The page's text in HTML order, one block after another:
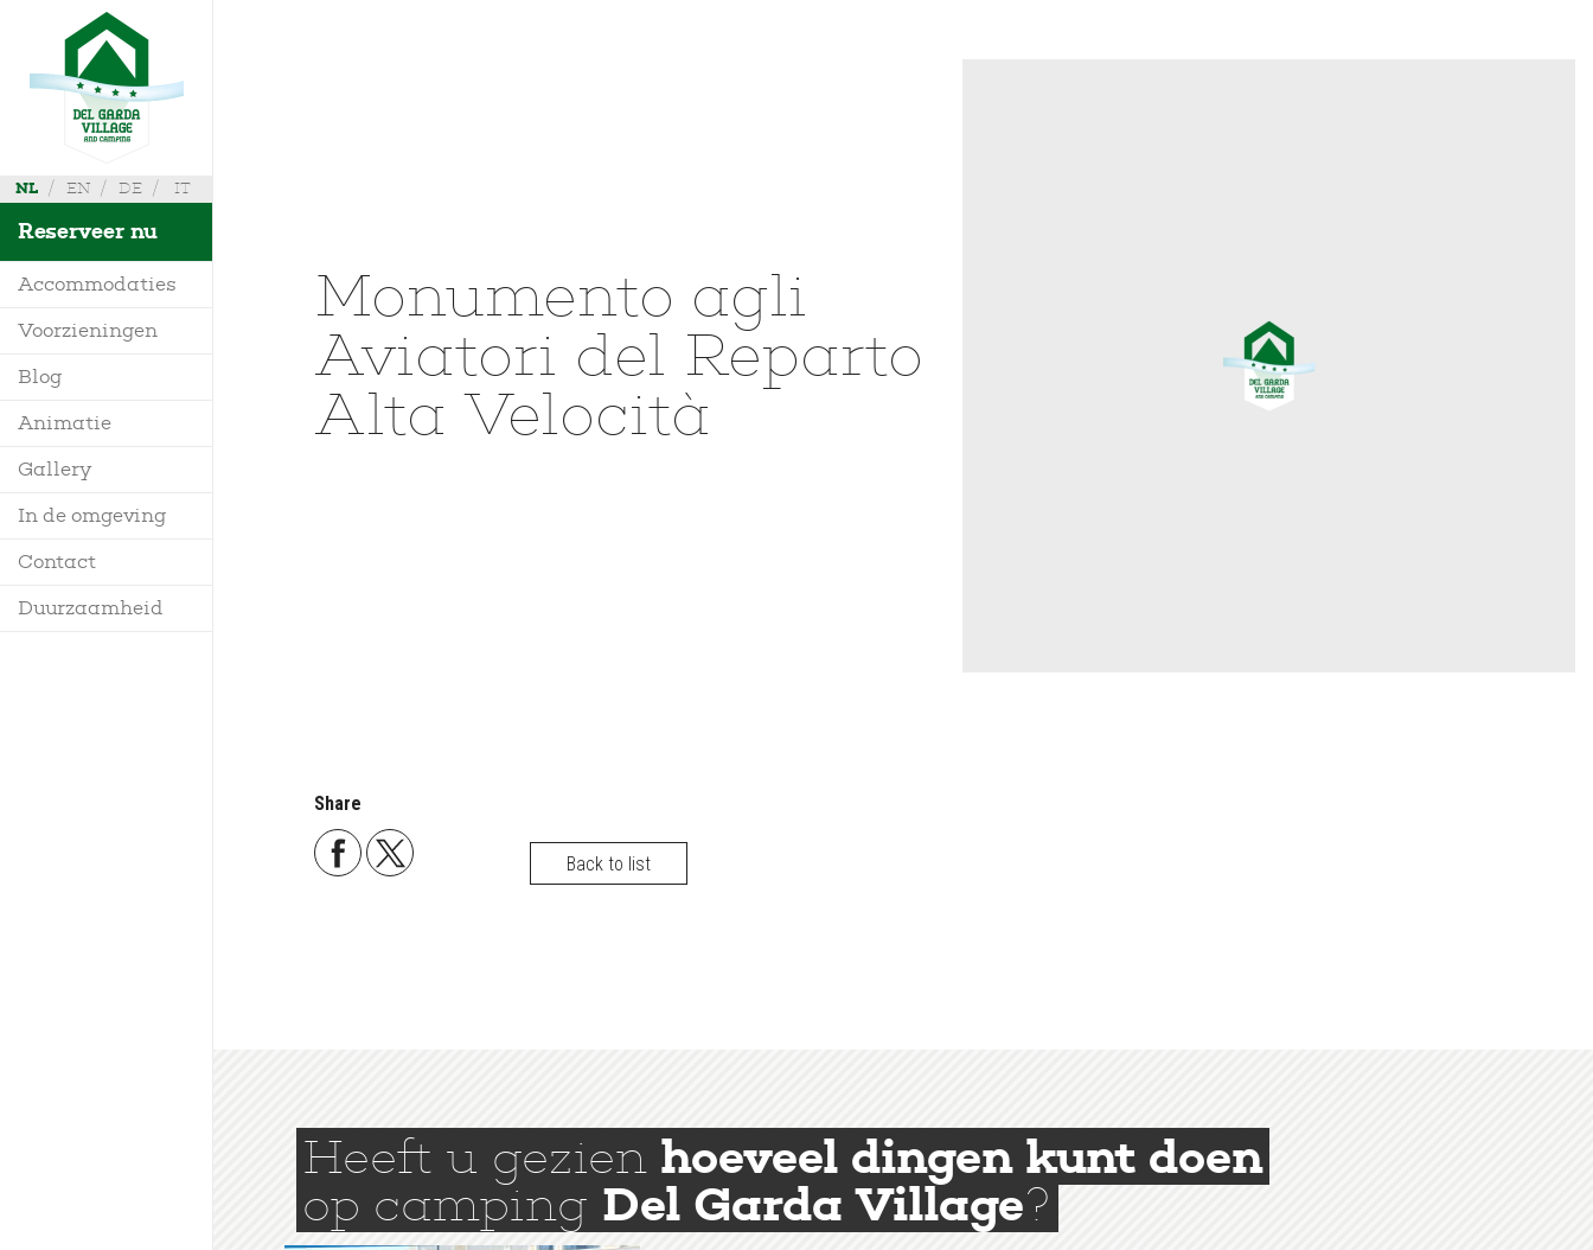
NL EN DE IT
Reserveer nu
Accommodaties
Villa
Mobile Homes
Bungalow
Glamping
Voorzieningen
Blog
Animatie
Gallery
In de omgeving
Contact
Waar zijn wij
Info aanvragen
Kaart
Duurzaamheid
Monumento agli
Aviatori del Reparto
Alta Velocità
Share
Back to list
Heeft u gezien hoeveel dingen kunt doen
op camping Del Garda Village?